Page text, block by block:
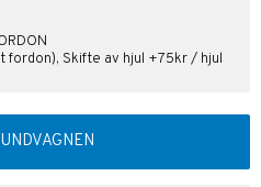
fordon), Skifte av hjul +75kr / hjul